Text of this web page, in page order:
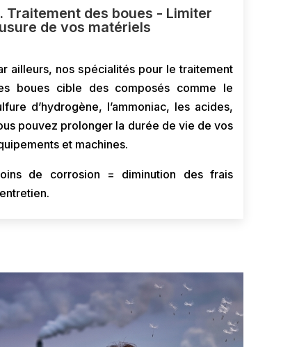
Traitement des boues - Limiter
de vos matériels
ailleurs, nos spécialités pour le traitement
boues cible des composés comme le
d’hydrogène, l’ammoniac, les acides,
pouvez prolonger la durée de vie de vos
et machines.
de corrosion = diminution des frais